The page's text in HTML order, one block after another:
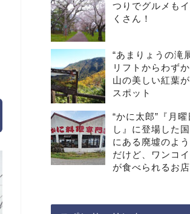
つりでグルメも
くさん！
“あまりょうの滝
リフトからわず
山の美しい紅葉
スポット
“かに太郎”『月
し』に登場した
にある廃墟のよ
だけど、ワンコ
が食べられるお店